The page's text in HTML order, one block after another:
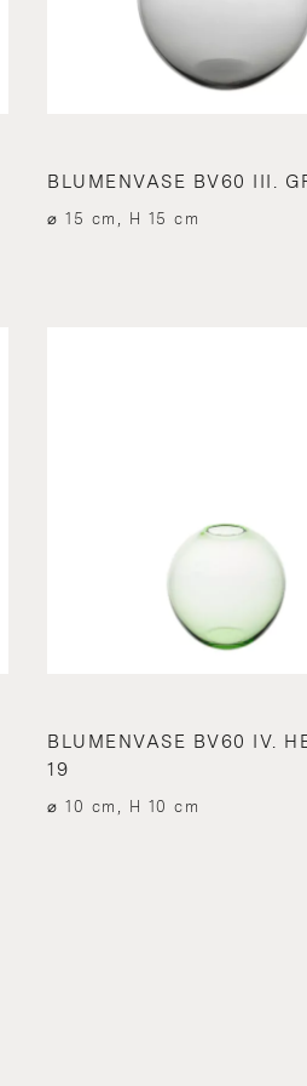
BLUMENVASE BV60 III.
⌀ 15 cm, H 15 cm
BLUMENVASE BV60 IV.
19
⌀ 10 cm, H 10 cm